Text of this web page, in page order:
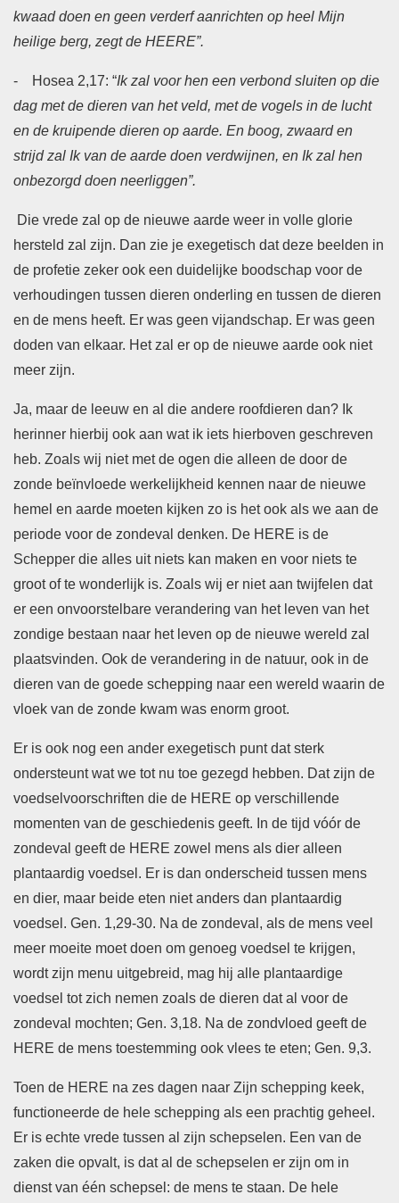
kwaad doen en geen verderf aanrichten op heel Mijn
heilige berg, zegt de HEERE”.
- Hosea 2,17: “Ik zal voor hen een verbond sluiten op die
dag met de dieren van het veld, met de vogels in de lucht
en de kruipende dieren op aarde. En boog, zwaard en
strijd zal Ik van de aarde doen verdwijnen, en Ik zal hen
onbezorgd doen neerliggen”.
Die vrede zal op de nieuwe aarde weer in volle glorie
hersteld zal zijn. Dan zie je exegetisch dat deze beelden in
de profetie zeker ook een duidelijke boodschap voor de
verhoudingen tussen dieren onderling en tussen de dieren
en de mens heeft. Er was geen vijandschap. Er was geen
doden van elkaar. Het zal er op de nieuwe aarde ook niet
meer zijn.
Ja, maar de leeuw en al die andere roofdieren dan? Ik
herinner hierbij ook aan wat ik iets hierboven geschreven
heb. Zoals wij niet met de ogen die alleen de door de
zonde beïnvloede werkelijkheid kennen naar de nieuwe
hemel en aarde moeten kijken zo is het ook als we aan de
periode voor de zondeval denken. De HERE is de
Schepper die alles uit niets kan maken en voor niets te
groot of te wonderlijk is. Zoals wij er niet aan twijfelen dat
er een onvoorstelbare verandering van het leven van het
zondige bestaan naar het leven op de nieuwe wereld zal
plaatsvinden. Ook de verandering in de natuur, ook in de
dieren van de goede schepping naar een wereld waarin de
vloek van de zonde kwam was enorm groot.
Er is ook nog een ander exegetisch punt dat sterk
ondersteunt wat we tot nu toe gezegd hebben. Dat zijn de
voedselvoorschriften die de HERE op verschillende
momenten van de geschiedenis geeft. In de tijd vóór de
zondeval geeft de HERE zowel mens als dier alleen
plantaardig voedsel. Er is dan onderscheid tussen mens
en dier, maar beide eten niet anders dan plantaardig
voedsel. Gen. 1,29-30. Na de zondeval, als de mens veel
meer moeite moet doen om genoeg voedsel te krijgen,
wordt zijn menu uitgebreid, mag hij alle plantaardige
voedsel tot zich nemen zoals de dieren dat al voor de
zondeval mochten; Gen. 3,18. Na de zondvloed geeft de
HERE de mens toestemming ook vlees te eten; Gen. 9,3.
Toen de HERE na zes dagen naar Zijn schepping keek,
functioneerde de hele schepping als een prachtig geheel.
Er is echte vrede tussen al zijn schepselen. Een van de
zaken die opvalt, is dat al de schepselen er zijn om in
dienst van één schepsel: de mens te staan. De hele